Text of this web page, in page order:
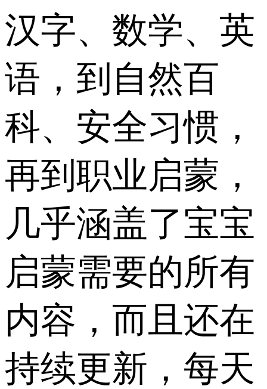
汉字、数学、英
语，到自然百
科、安全习惯，
再到职业启蒙，
几乎涵盖了宝宝
启蒙需要的所有
内容，而且还在
持续更新，每天